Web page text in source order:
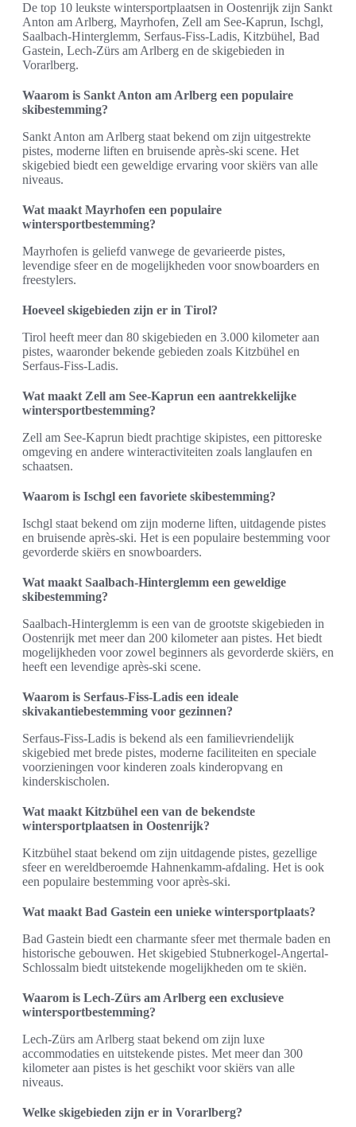
De top 10 leukste wintersportplaatsen in Oostenrijk zijn Sankt
Anton am Arlberg, Mayrhofen, Zell am See-Kaprun, Ischgl,
Saalbach-Hinterglemm, Serfaus-Fiss-Ladis, Kitzbühel, Bad
Gastein, Lech-Zürs am Arlberg en de skigebieden in
Vorarlberg.
Waarom is Sankt Anton am Arlberg een populaire
skibestemming?
Sankt Anton am Arlberg staat bekend om zijn uitgestrekte
pistes, moderne liften en bruisende après-ski scene. Het
skigebied biedt een geweldige ervaring voor skiërs van alle
niveaus.
Wat maakt Mayrhofen een populaire
wintersportbestemming?
Mayrhofen is geliefd vanwege de gevarieerde pistes,
levendige sfeer en de mogelijkheden voor snowboarders en
freestylers.
Hoeveel skigebieden zijn er in Tirol?
Tirol heeft meer dan 80 skigebieden en 3.000 kilometer aan
pistes, waaronder bekende gebieden zoals Kitzbühel en
Serfaus-Fiss-Ladis.
Wat maakt Zell am See-Kaprun een aantrekkelijke
wintersportbestemming?
Zell am See-Kaprun biedt prachtige skipistes, een pittoreske
omgeving en andere winteractiviteiten zoals langlaufen en
schaatsen.
Waarom is Ischgl een favoriete skibestemming?
Ischgl staat bekend om zijn moderne liften, uitdagende pistes
en bruisende après-ski. Het is een populaire bestemming voor
gevorderde skiërs en snowboarders.
Wat maakt Saalbach-Hinterglemm een geweldige
skibestemming?
Saalbach-Hinterglemm is een van de grootste skigebieden in
Oostenrijk met meer dan 200 kilometer aan pistes. Het biedt
mogelijkheden voor zowel beginners als gevorderde skiërs, en
heeft een levendige après-ski scene.
Waarom is Serfaus-Fiss-Ladis een ideale
skivakantiebestemming voor gezinnen?
Serfaus-Fiss-Ladis is bekend als een familievriendelijk
skigebied met brede pistes, moderne faciliteiten en speciale
voorzieningen voor kinderen zoals kinderopvang en
kinderskischolen.
Wat maakt Kitzbühel een van de bekendste
wintersportplaatsen in Oostenrijk?
Kitzbühel staat bekend om zijn uitdagende pistes, gezellige
sfeer en wereldberoemde Hahnenkamm-afdaling. Het is ook
een populaire bestemming voor après-ski.
Wat maakt Bad Gastein een unieke wintersportplaats?
Bad Gastein biedt een charmante sfeer met thermale baden en
historische gebouwen. Het skigebied Stubnerkogel-Angertal-
Schlossalm biedt uitstekende mogelijkheden om te skiën.
Waarom is Lech-Zürs am Arlberg een exclusieve
wintersportbestemming?
Lech-Zürs am Arlberg staat bekend om zijn luxe
accommodaties en uitstekende pistes. Met meer dan 300
kilometer aan pistes is het geschikt voor skiërs van alle
niveaus.
Welke skigebieden zijn er in Vorarlberg?